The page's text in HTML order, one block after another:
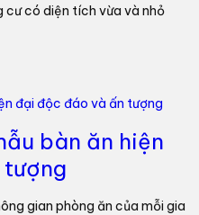
cư có diện tích vừa và nhỏ
bàn ăn hiện
gian phòng ăn của mỗi gia